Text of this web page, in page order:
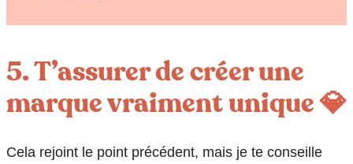
5. T’assurer de créer une
marque vraiment unique 💎
Cela rejoint le point précédent, mais je te conseille